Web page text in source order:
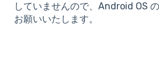
していませんので、Android OS
お願いいたします。